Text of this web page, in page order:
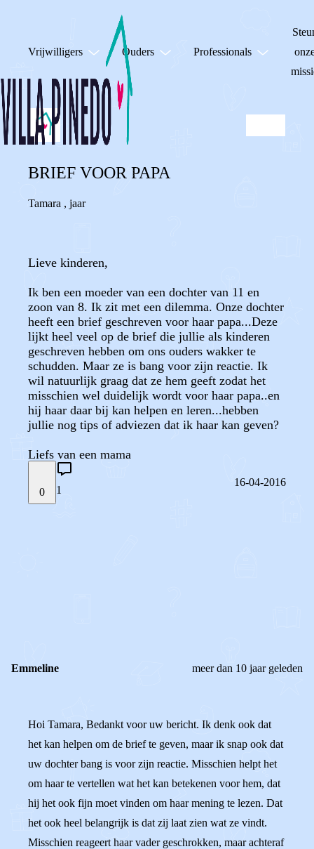
Vrijwilligers Ouders Professionals
BRIEF VOOR PAPA
Tamara , jaar
Lieve kinderen,
Ik ben een moeder van een dochter van 11 en
zoon van 8. Ik zit met een dilemma. Onze dochter
heeft een brief geschreven voor haar papa...Deze
lijkt heel veel op de brief die jullie als kinderen
geschreven hebben om ons ouders wakker te
schudden. Maar ze is bang voor zijn reactie. Ik
wil natuurlijk graag dat ze hem geeft zodat het
misschien wel duidelijk wordt voor haar papa..en
hij haar daar bij kan helpen en leren...hebben
jullie nog tips of adviezen dat ik haar kan geven?
Liefs van een mama
0 1
16-04-2016
Emmeline meer dan 10 jaar geleden
Hoi Tamara, Bedankt voor uw bericht. Ik denk ook dat
het kan helpen om de brief te geven, maar ik snap ook dat
uw dochter bang is voor zijn reactie. Misschien helpt het
om haar te vertellen wat het kan betekenen voor hem, dat
hij het ook fijn moet vinden om haar mening te lezen. Dat
het ook heel belangrijk is dat zij laat zien wat ze vindt.
Misschien reageert haar vader geschrokken, maar achteraf